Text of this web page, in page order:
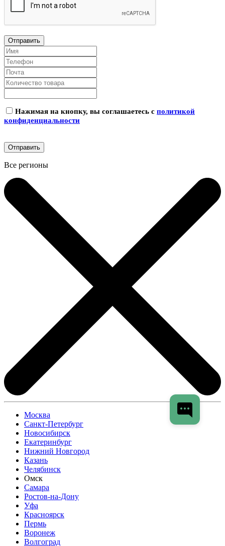
Нажимая на кнопку, вы соглашаетесь с политикой
конфиденциальности
Все регионы
Москва
Санкт-Петербург
Новосибирск
Екатеринбург
Нижний Новгород
Казань
Челябинск
Омск
Самара
Ростов-на-Дону
Уфа
Красноярск
Пермь
Воронеж
Волгоград